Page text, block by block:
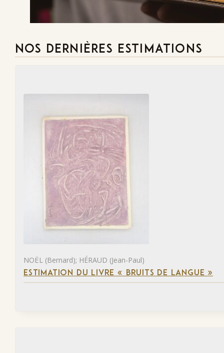
NOS DERNIÈRES ESTIMATIONS
NOËL (Bernard); HÉRAUD (Jean-Paul)
ESTIMATION DU LIVRE « BRUITS DE LANGUE »